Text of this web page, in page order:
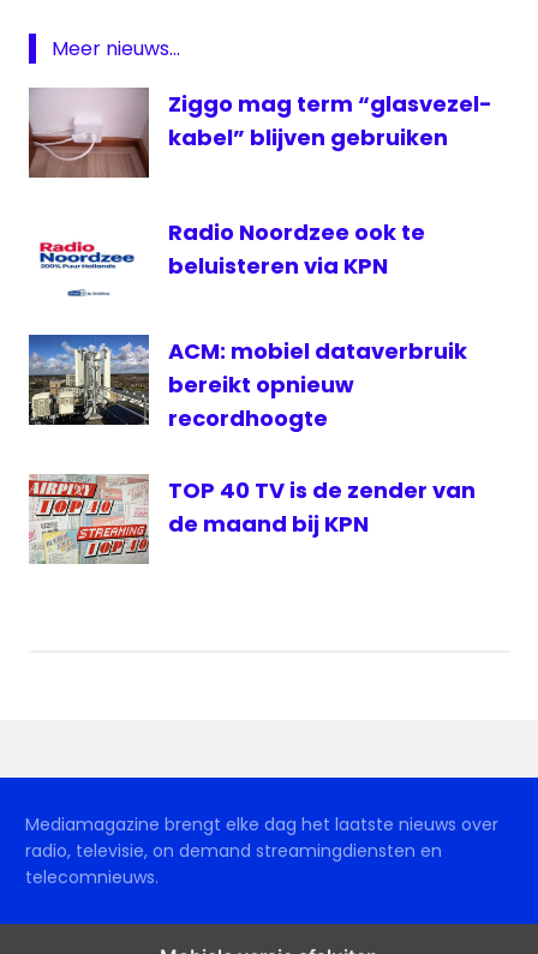
KPN
tablet
The
Killing
Meer nieuws...
Ziggo mag term “glasvezel-
kabel” blijven gebruiken
Radio Noordzee ook te
beluisteren via KPN
ACM: mobiel dataverbruik
bereikt opnieuw
recordhoogte
TOP 40 TV is de zender van
de maand bij KPN
Mediamagazine brengt elke dag het laatste nieuws over
radio, televisie, on demand streamingdiensten en
telecomnieuws.